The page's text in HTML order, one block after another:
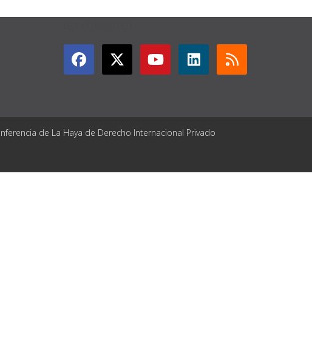
de La Haya de Derecho Internacional Privado